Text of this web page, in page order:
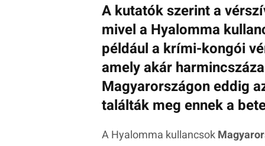
A kutatók szerint a
mivel a Hyalomma
például a krími-kongói
amely akár
Magyarországon eddig
találták meg ennek a
A Hyalomma kullancsok